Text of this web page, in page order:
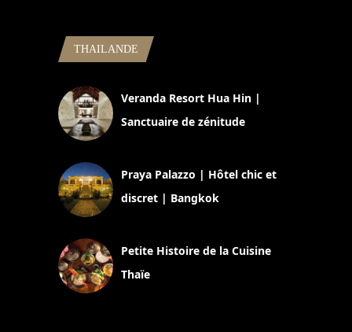
THAILANDE
Veranda Resort Hua Hin |
Sanctuaire de zénitude
Praya Palazzo | Hôtel chic et
discret | Bangkok
Petite Histoire de la Cuisine
Thaïe